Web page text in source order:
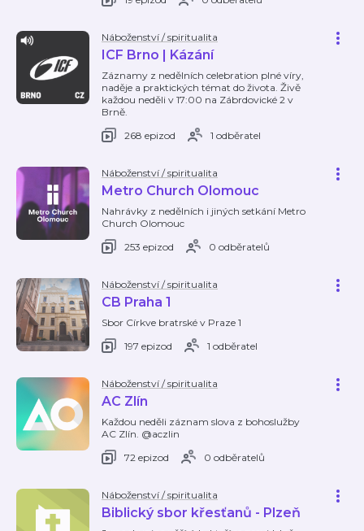
Náboženství / spiritualita
ICF Brno | Kázání
Záznamy z nedělních celebration plné víry,
naděje a praktických témat do života. Živě
každou neděli v 17:00 na Zábrdovické 2 v
Brně.
268 epizod
1 odběratel
Náboženství / spiritualita
Metro Church Olomouc
Nahrávky z nedělních i jiných setkání Metro
Church Olomouc
253 epizod
0 odběratelů
Náboženství / spiritualita
CB Praha 1
Sbor Církve bratrské v Praze 1
197 epizod
1 odběratel
Náboženství / spiritualita
AC Zlín
Každou neděli záznam slova z bohoslužby
AC Zlín. @aczlin
72 epizod
0 odběratelů
Náboženství / spiritualita
Biblický sbor křesťanů - Plzeň